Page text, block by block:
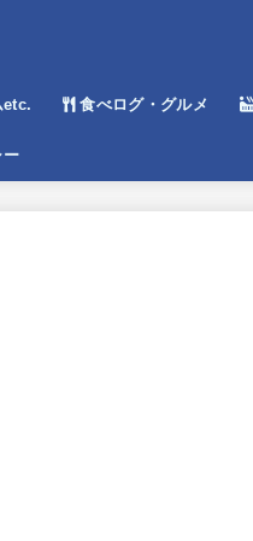
食べログ・グルメ
ー